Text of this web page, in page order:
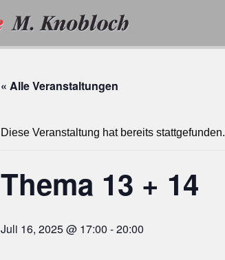
« Alle Veranstaltungen
Diese Veranstaltung hat bereits stattgefunden.
Thema 13 + 14
Juli 16, 2025 @ 17:00 -20:00